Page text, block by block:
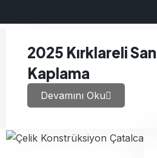
2025 Kırklareli
Kaplama
Devamını Oku